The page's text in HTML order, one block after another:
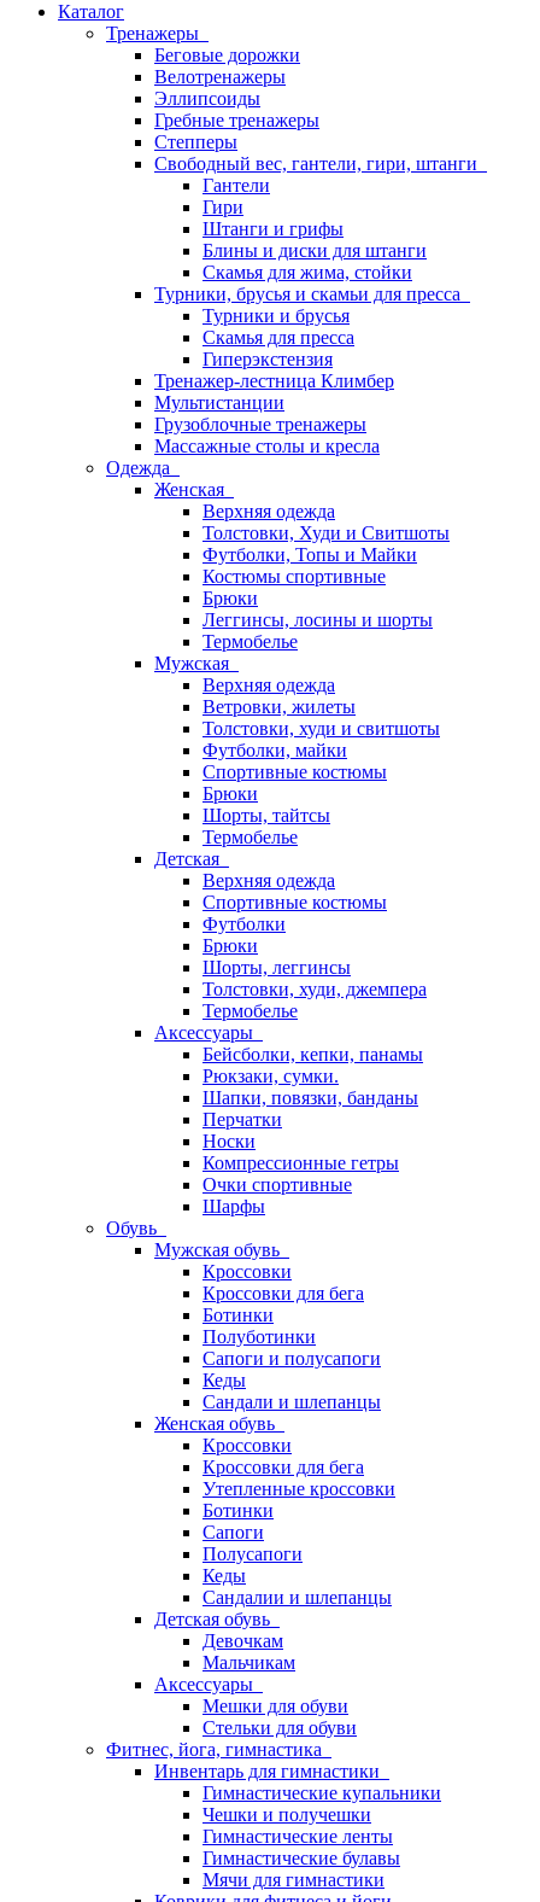
Каталог
Тренажеры
Беговые дорожки
Велотренажеры
Эллипсоиды
Гребные тренажеры
Степперы
Свободный вес, гантели, гири, штанги
Гантели
Гири
Штанги и грифы
Блины и диски для штанги
Скамья для жима, стойки
Турники, брусья и скамьи для пресса
Турники и брусья
Скамья для пресса
Гиперэкстензия
Тренажер-лестница Климбер
Мультистанции
Грузоблочные тренажеры
Массажные столы и кресла
Одежда
Женская
Верхняя одежда
Толстовки, Худи и Свитшоты
Футболки, Топы и Майки
Костюмы спортивные
Брюки
Леггинсы, лосины и шорты
Термобелье
Мужская
Верхняя одежда
Ветровки, жилеты
Толстовки, худи и свитшоты
Футболки, майки
Спортивные костюмы
Брюки
Шорты, тайтсы
Термобелье
Детская
Верхняя одежда
Спортивные костюмы
Футболки
Брюки
Шорты, леггинсы
Толстовки, худи, джемпера
Термобелье
Аксессуары
Бейсболки, кепки, панамы
Рюкзаки, сумки.
Шапки, повязки, банданы
Перчатки
Носки
Компрессионные гетры
Очки спортивные
Шарфы
Обувь
Мужская обувь
Кроссовки
Кроссовки для бега
Ботинки
Полуботинки
Сапоги и полусапоги
Кеды
Сандали и шлепанцы
Женская обувь
Кроссовки
Кроссовки для бега
Утепленные кроссовки
Ботинки
Сапоги
Полусапоги
Кеды
Сандалии и шлепанцы
Детская обувь
Девочкам
Мальчикам
Аксессуары
Мешки для обуви
Стельки для обуви
Фитнес, йога, гимнастика
Инвентарь для гимнастики
Гимнастические купальники
Чешки и получешки
Гимнастические ленты
Гимнастические булавы
Мячи для гимнастики